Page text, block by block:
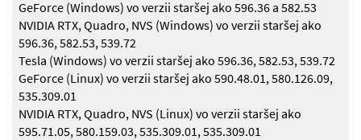
GeForce (Windows) vo verzii staršej ako 596.36 a 582.53
NVIDIA RTX, Quadro, NVS (Windows) vo verzii staršej ako
596.36, 582.53, 539.72
Tesla (Windows) vo verzii staršej ako 596.36, 582.53, 539.72
GeForce (Linux) vo verzii staršej ako 590.48.01, 580.126.09,
535.309.01
NVIDIA RTX, Quadro, NVS (Linux) vo verzii staršej ako
595.71.05, 580.159.03, 535.309.01, 535.309.01